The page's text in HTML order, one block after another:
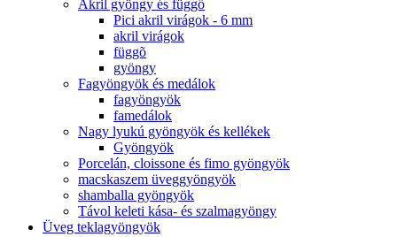
Akril gyöngy és függő
Pici akril virágok - 6 mm
akril virágok
függõ
gyöngy
Fagyöngyök és medálok
fagyöngyök
famedálok
Nagy lyukú gyöngyök és kellékek
Gyöngyök
Porcelán, cloissone és fimo gyöngyök
macskaszem üveggyöngyök
shamballa gyöngyök
Távol keleti kása- és szalmagyöngy
Üveg teklagyöngyök